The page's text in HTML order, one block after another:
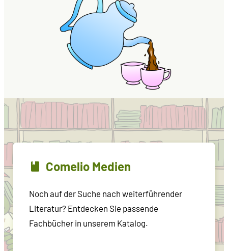
Comelio Medien
Noch auf der Suche nach weiterführender
Literatur? Entdecken Sie passende
Fachbücher in unserem Katalog.